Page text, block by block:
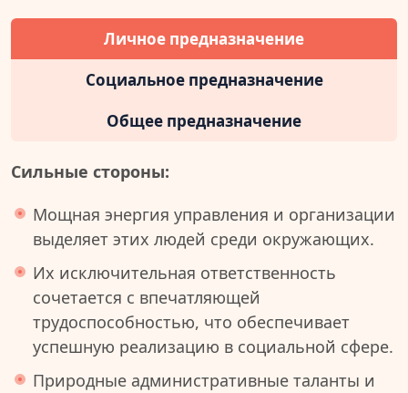
Личное предназначение
Социальное предназначение
Общее предназначение
Сильные стороны:
Мощная энергия управления и организации
выделяет этих людей среди окружающих.
Их исключительная ответственность
сочетается с впечатляющей
трудоспособностью, что обеспечивает
успешную реализацию в социальной сфере.
Природные административные таланты и